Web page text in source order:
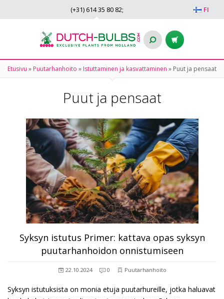
FI
(+31) 614 35 80 82;
Etusivu » Puutarhanhoito » Istuttaminen ja kasvattaminen » Puut ja pensaat
Puut ja pensaat
Syksyn istutus Primer: kattava opas syksyn
puutarhanhoidon onnistumiseen
22.10.2024 0 Puutarhanhoito
Syksyn istutuksista on monia etuja puutarhureille, jotka haluavat